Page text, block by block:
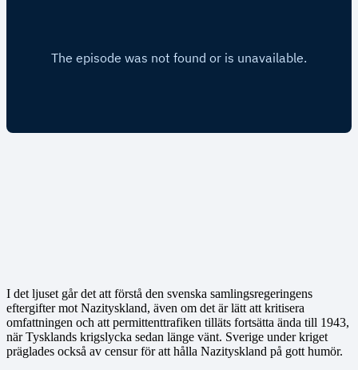
I det ljuset går det att förstå den svenska samlingsregeringens
eftergifter mot Nazityskland, även om det är lätt att kritisera
omfattningen och att permittenttrafiken tilläts fortsätta ända till 1943,
när Tysklands krigslycka sedan länge vänt. Sverige under kriget
präglades också av censur för att hålla Nazityskland på gott humör.